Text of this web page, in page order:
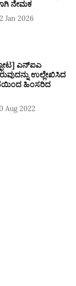
ನೇಮಕ
Jan 2026
ಎನ್‌ಐಎ
ಉಲ್ಲೇಖಿಸಿದ
ಹಿಂಸರಿದ
Aug 2022